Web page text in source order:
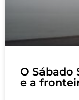
O Sábado
e a